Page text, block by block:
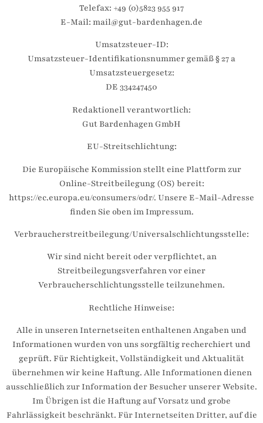
Telefax: +49 (0)5823 955 917
E-Mail: mail@gut-bardenhagen.de
Umsatzsteuer-ID:
Umsatzsteuer-Identifikationsnummer gemäß § 27 a
Umsatzsteuergesetz:
DE 334247450
Redaktionell verantwortlich:
Gut Bardenhagen GmbH
EU-Streitschlichtung:
Die Europäische Kommission stellt eine Plattform zur
Online-Streitbeilegung (OS) bereit:
https://ec.europa.eu/consumers/odr/. Unsere E-Mail-Adresse
finden Sie oben im Impressum.
Verbraucherstreitbeilegung/Universalschlichtungsstelle:
Wir sind nicht bereit oder verpflichtet, an
Streitbeilegungsverfahren vor einer
Verbraucherschlichtungsstelle teilzunehmen.
Rechtliche Hinweise:
Alle in unseren Internetseiten enthaltenen Angaben und
Informationen wurden von uns sorgfältig recherchiert und
geprüft. Für Richtigkeit, Vollständigkeit und Aktualität
übernehmen wir keine Haftung. Alle Informationen dienen
ausschließlich zur Information der Besucher unserer Website.
Im Übrigen ist die Haftung auf Vorsatz und grobe
Fahrlässigkeit beschränkt. Für Internetseiten Dritter, auf die